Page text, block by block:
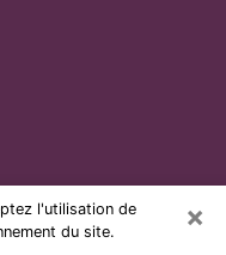
×
l'utilisation de
du site.